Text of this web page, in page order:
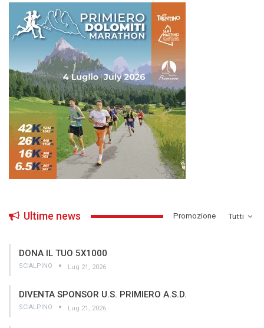
Tutti
Ultime news ­Promozione
DONA IL TUO 5X1000
SCIALPINO Lug 21, 2026
DIVENTA SPONSOR U.S. PRIMIERO A.S.D.
SCIALPINO Lug 21, 2026